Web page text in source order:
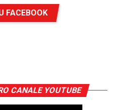
FACEBOOK
CANALE YOUTUBE